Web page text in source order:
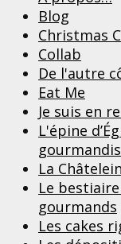
Blog
Christmas
Collab
De l'autre
Eat Me
Je suis en
L'épine
La
Le
gourmands
Les cakes